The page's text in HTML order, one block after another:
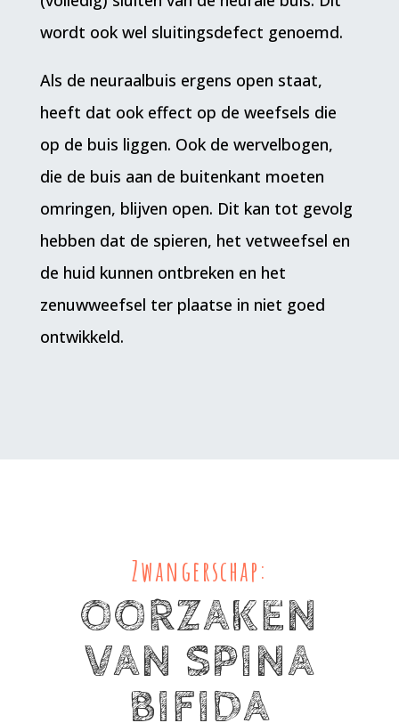
wordt ook wel sluitingsdefect genoemd.
Als de neuraalbuis ergens open staat,
heeft dat ook effect op de weefsels die
op de buis liggen. Ook de wervelbogen,
die de buis aan de buitenkant moeten
omringen, blijven open. Dit kan tot gevolg
hebben dat de spieren, het vetweefsel en
de huid kunnen ontbreken en het
zenuwweefsel ter plaatse in niet goed
ontwikkeld.
Zwangerschap:
OORZAKEN
VAN SPINA
BIFIDA